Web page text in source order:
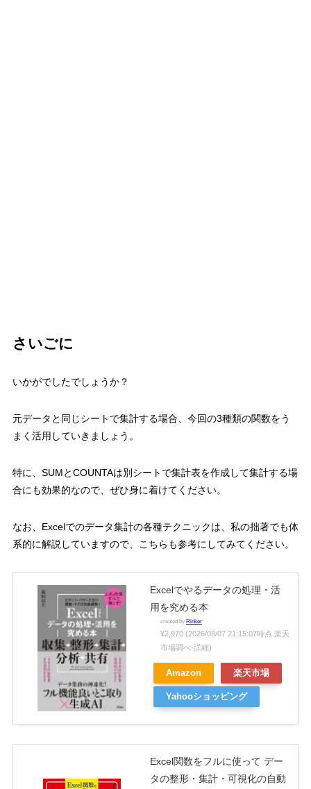
さいごに
いかがでしたでしょうか？
元データと同じシートで集計する場合、今回の3種類の関数をう
まく活用していきましょう。
特に、 SUMとCOUNTAは別シートで集計表を作成して集計する場
合にも効果的なので、ぜひ身に着けてください。
なお、 Excelでのデータ集計の各種テクニックは、私の拙著でも体
系的に解説していますので、こちらも参考にしてみてください。
Excelでやるデータの処理・活
用を究める本
created by Rinker
¥2,970 (2026/08/07 21:15:07時点 楽天
市場調べ-詳細)
Amazon 楽天市場
Yahooショッピング
Excel関数をフルに使って デー
タの整形・集計・可視化の自動